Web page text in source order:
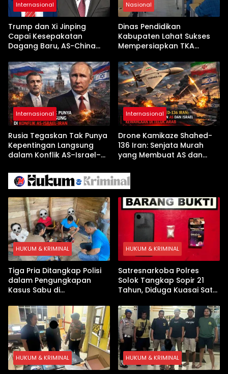
Internasional
Trump dan Xi Jinping
Capai Kesepakatan
Dagang Baru, AS-China
Jelang Kunjungan Beijing
Nasional
Dinas Pendidikan
Kabupaten Lahat Sukses
Mempersiapkan TKA
Pembekalan Latihan Soal
Tanpa Internet
Internasional
Rusia Tegaskan Tak Punya
Kepentingan Langsung
dalam Konflik AS–Israel–
Internasional
Drone Kamikaze Shahed-
136 Iran: Senjata Murah
yang Membuat AS dan
Arab
HUKUM & KRIMINAL
Tiga Pria Ditangkap Polisi
dalam Pengungkapan
Kasus Sabu di
Digital hingga Bong Disita
HUKUM & KRIMINAL
Satresnarkoba Polres
Solok Tangkap Sopir 21
Tahun, Diduga Kuasai Satu
HUKUM & KRIMINAL HUKUM & KRIMINAL